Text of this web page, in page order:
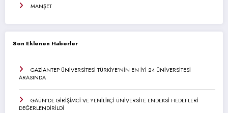
MANŞET
Son Eklenen Haberler
GAZİANTEP ÜNİVERSİTESİ TÜRKİYE’NİN EN İYİ 24 ÜNİVERSİTESİ
ARASINDA
GAÜN’DE GİRİŞİMCİ VE YENİLİKÇİ ÜNİVERSİTE ENDEKSİ HEDEFLERİ
DEĞERLENDİRİLDİ